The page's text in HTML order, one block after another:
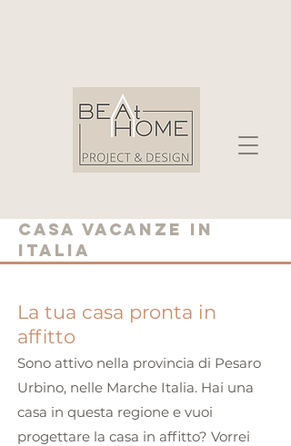
casa vacanze in
italia
La tua casa pronta in
affitto
Sono attivo nella provincia di Pesaro
Urbino, nelle Marche Italia. Hai una
casa in questa regione e vuoi
progettare la casa in affitto? Vorrei